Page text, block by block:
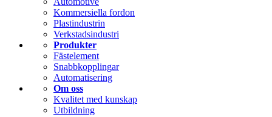
Kommersiella fordon
Plastindustrin
Verkstadsindustri
Produkter
Fästelement
Snabbkopplingar
Automatisering
Om oss
Kvalitet med kunskap
Utbildning